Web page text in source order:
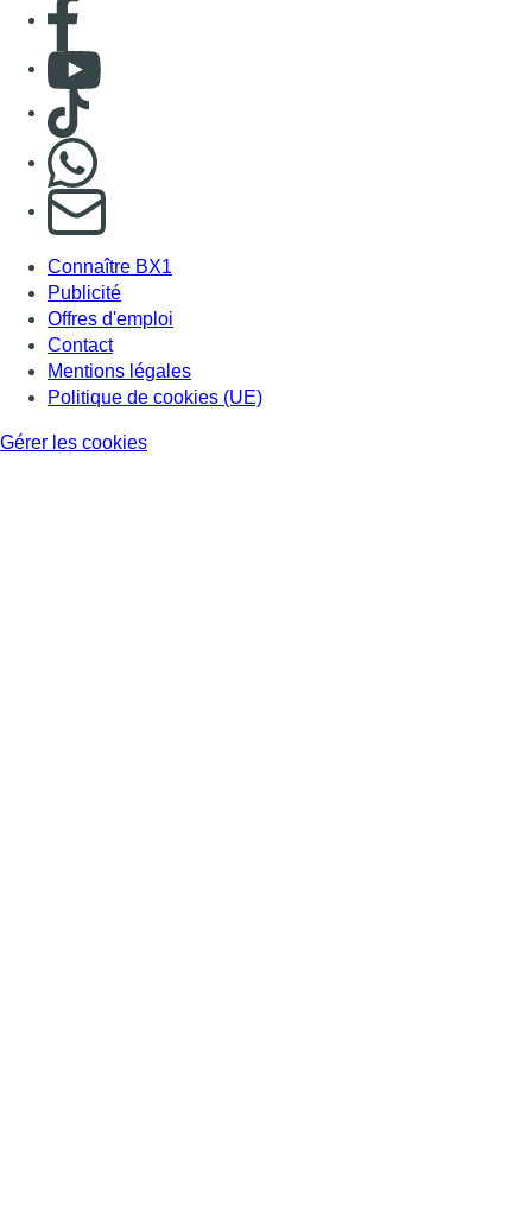
Consulter Youtube
Consulter TikTok
S'abonner à notre newsletter
Connaître BX1
Publicité
Offres d'emploi
Contact
Mentions légales
Politique de cookies (UE)
Gérer les cookies